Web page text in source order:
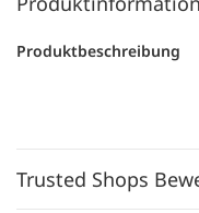
Produktbeschreibung
Trusted Shops